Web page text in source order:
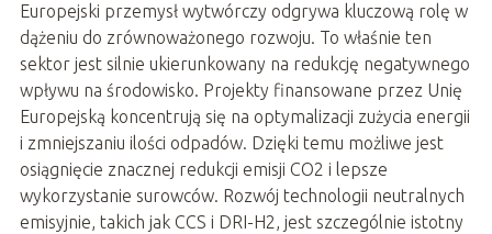
Europejski przemysł wytwórczy odgrywa kluczową rolę w
dążeniu do zrównoważonego rozwoju. To właśnie ten
sektor jest silnie ukierunkowany na redukcję negatywnego
wpływu na środowisko. Projekty finansowane przez Unię
Europejską koncentrują się na optymalizacji zużycia energii
i zmniejszaniu ilości odpadów. Dzięki temu możliwe jest
osiągnięcie znacznej redukcji emisji CO2 i lepsze
wykorzystanie surowców. Rozwój technologii neutralnych
emisyjnie, takich jak CCS i DRI-H2, jest szczególnie istotny